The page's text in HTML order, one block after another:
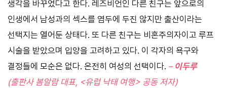
생각을 바꾸었다고 한다. 레즈비언인 다른 친구는 앞으로의
인생에서 남성과의 섹스를 염두에 두진 않지만 출산이라는
선택지는 열어둔 상태다. 또 다른 친구는 비혼주의자이고 루프
시술을 받았으며 입양을 고려하고 있다. 이 각자의 욕구와
결정들에 모순은 없다. 온전히 여성의 선택이다. – 이두루
(출판사 봄알람 대표, <유럽 낙태 여행> 공동 저자)